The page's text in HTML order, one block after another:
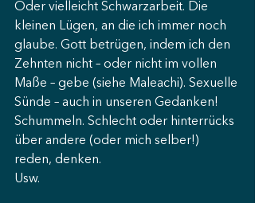
Oder vielleicht Schwarzarbeit. Die
kleinen Lügen, an die ich immer noch
glaube. Gott betrügen, indem ich den
Zehnten nicht – oder nicht im vollen
Maße – gebe (siehe Maleachi). Sexuelle
Sünde – auch in unseren Gedanken!
Schummeln. Schlecht oder hinterrücks
über andere (oder mich selber!)
reden, denken.
Usw.